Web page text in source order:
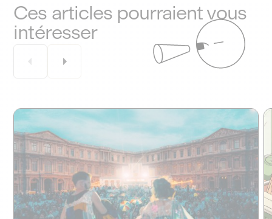
Ces articles pourraient vous
intéresser